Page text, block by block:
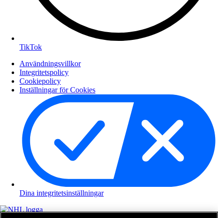
TikTok
Användningsvillkor
Integritetspolicy
Cookiepolicy
Inställningar för Cookies
Dina integritetsinställningar